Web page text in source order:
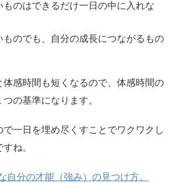
ものはできるだけ一日の中に入れな
ものでも、自分の成長につながるもの
体感時間も短くなるので、体感時間の
の基準になります。
一日を埋め尽くすことでワクワクし
ね。
自分の才能（強み）の見つけ方。